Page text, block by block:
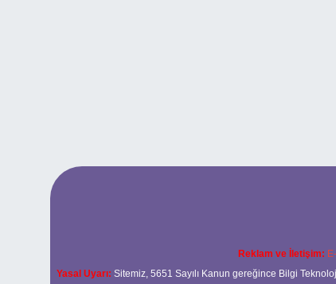
Reklam ve İletişim:
Yasal Uyarı: Sitemiz, 5651 Sayılı Kanun gereğince Bilgi